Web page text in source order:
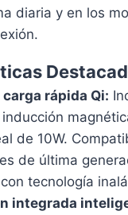
diaria y en los
rápida Qi:
de 10W.
de última
tecnología
integrada